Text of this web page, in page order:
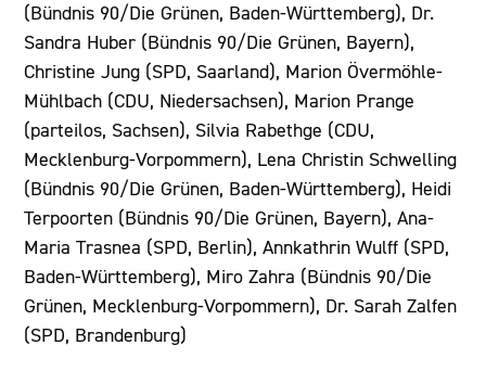
(Bündnis 90/Die Grünen, Baden-Württemberg), Dr.
Sandra Huber (Bündnis 90/Die Grünen, Bayern),
Christine Jung (SPD, Saarland), Marion Övermöhle-
Mühlbach (CDU, Niedersachsen), Marion Prange
(parteilos, Sachsen), Silvia Rabethge (CDU,
Mecklenburg-Vorpommern), Lena Christin Schwelling
(Bündnis 90/Die Grünen, Baden-Württemberg), Heidi
Terpoorten (Bündnis 90/Die Grünen, Bayern), Ana-
Maria Trasnea (SPD, Berlin), Annkathrin Wulff (SPD,
Baden-Württemberg), Miro Zahra (Bündnis 90/Die
Grünen, Mecklenburg-Vorpommern), Dr. Sarah Zalfen
(SPD, Brandenburg)